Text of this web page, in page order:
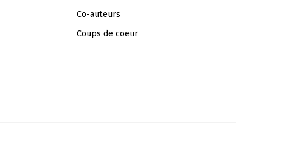
Co-auteurs
Coups de coeur